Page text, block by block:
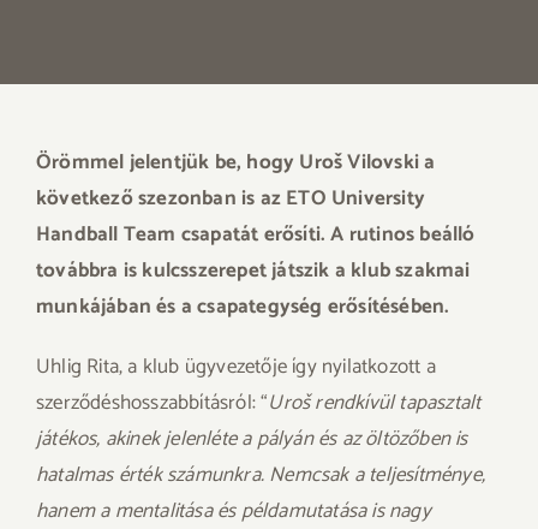
Örömmel jelentjük be, hogy Uroš Vilovski a
következő szezonban is az ETO University
Handball Team csapatát erősíti. A rutinos beálló
továbbra is kulcsszerepet játszik a klub szakmai
munkájában és a csapategység erősítésében.
Uhlig Rita, a klub ügyvezetője így nyilatkozott a
szerződéshosszabbításról: “Uroš rendkívül tapasztalt
játékos, akinek jelenléte a pályán és az öltözőben is
hatalmas érték számunkra. Nemcsak a teljesítménye,
hanem a mentalitása és példamutatása is nagy